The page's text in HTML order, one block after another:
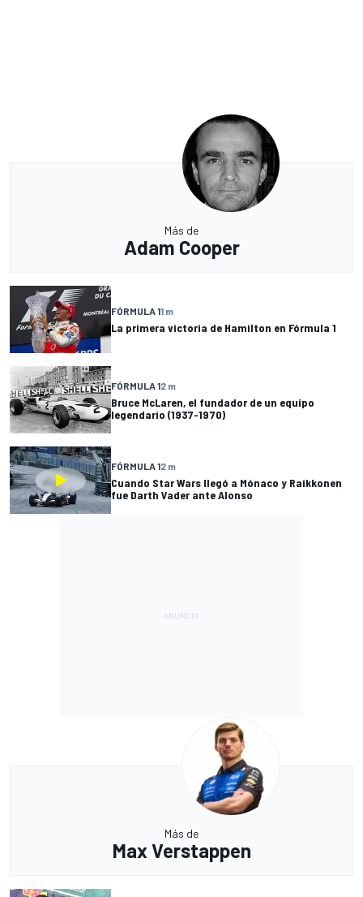
Más de
Adam Cooper
FÓRMULA 11 m
La primera victoria de Hamilton en Fórmula 1
FÓRMULA 12 m
Bruce McLaren, el fundador de un equipo
legendario (1937-1970)
FÓRMULA 12 m
Cuando Star Wars llegó a Mónaco y Raikkonen
fue Darth Vader ante Alonso
Más de
Max Verstappen